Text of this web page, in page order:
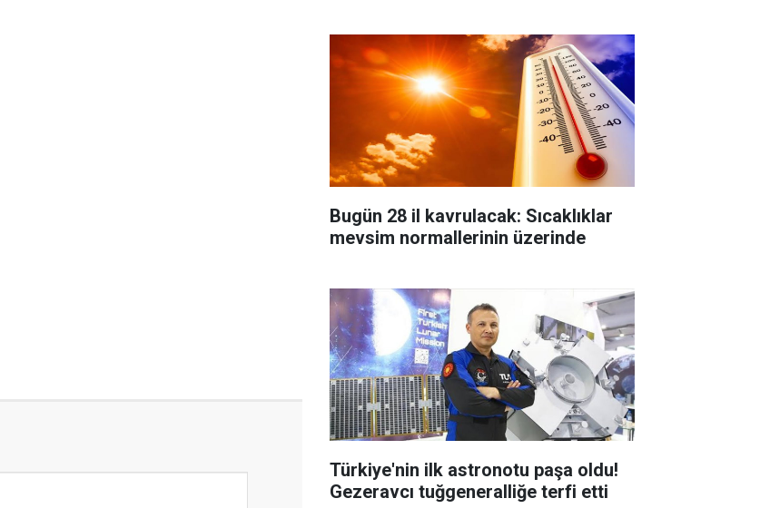
Bugün 28 il kavrulacak: Sıcaklıklar
mevsim normallerinin üzerinde
Türkiye'nin ilk astronotu paşa oldu!
Gezeravcı tuğgeneralliğe terfi etti